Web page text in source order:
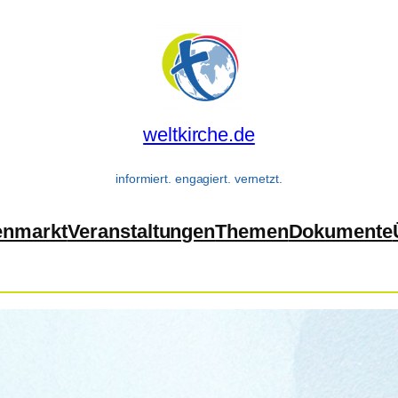
weltkirche.de
informiert. engagiert. vernetzt.
VeranstaltungenThemenDokumente